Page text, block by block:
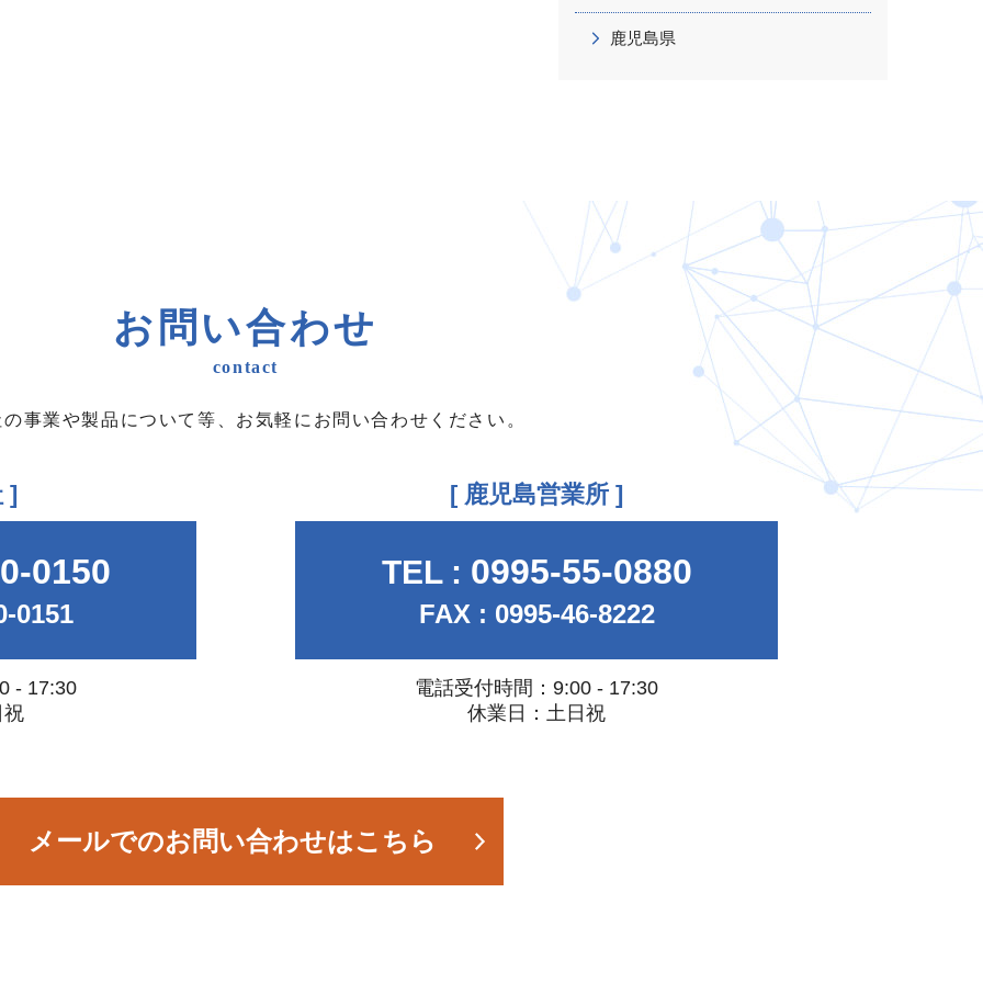
鹿児島県
お問い合わせ
contact
事業や製品について等、 お気軽にお問い合わせください。
]
0150
0151
- 17:30
祝
[ 鹿児島営業所 ]
TEL : 0995-55-0880
FAX : 0995-46-8222
電話受付時間：9:00 - 17:30
休業日：土日祝
メールでのお問い合わせはこちら